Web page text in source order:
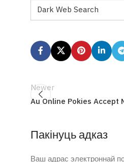
Dark Web Search
Newer
Au Online Pokies Accept
Пакінуць адказ
Ваш адрас электроннай